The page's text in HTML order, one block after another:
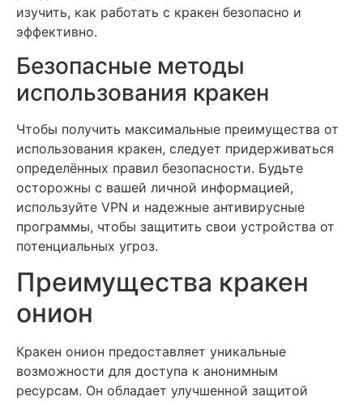
изучить, как работать с кракен безопасно и
эффективно.
Безопасные методы
использования кракен
Чтобы получить максимальные преимущества от
использования кракен, следует придерживаться
определённых правил безопасности. Будьте
осторожны с вашей личной информацией,
используйте VPN и надежные антивирусные
программы, чтобы защитить свои устройства от
потенциальных угроз.
Преимущества кракен
онион
Кракен онион предоставляет уникальные
возможности для доступа к анонимным
ресурсам. Он обладает улучшенной защитой